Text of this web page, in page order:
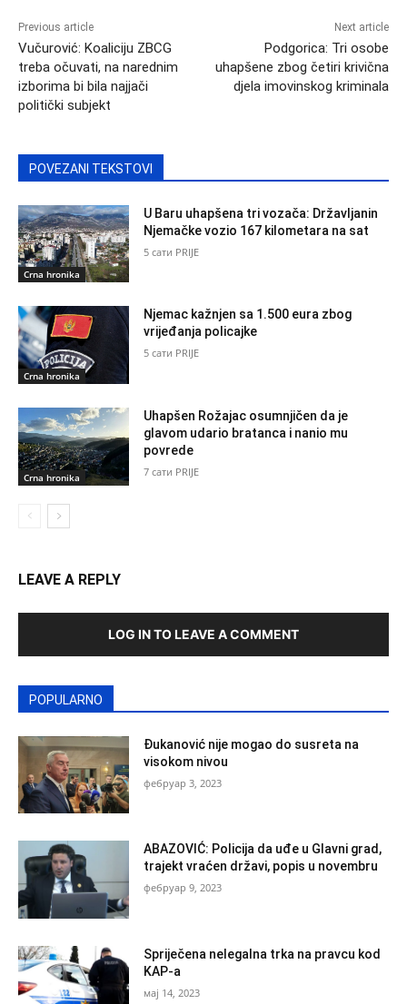
Previous article
Vučurović: Koaliciju ZBCG
treba očuvati, na narednim
izborima bi bila najjači
politički subjekt
Next article
Podgorica: Tri osobe
uhapšene zbog četiri krivična
djela imovinskog kriminala
POVEZANI TEKSTOVI
Crna hronika
U Baru uhapšena tri vozača: Državljanin
Njemačke vozio 167 kilometara na sat
5 сати PRIJE
Crna hronika
Njemac kažnjen sa 1.500 eura zbog
vrijeđanja policajke
5 сати PRIJE
Crna hronika
Uhapšen Rožajac osumnjičen da je
glavom udario bratanca i nanio mu
povrede
7 сати PRIJE
LEAVE A REPLY
LOG IN TO LEAVE A COMMENT
POPULARNO
Đukanović nije mogao do susreta na
visokom nivou
фебруар 3, 2023
ABAZOVIĆ: Policija da uđe u Glavni grad,
trajekt vraćen državi, popis u novembru
фебруар 9, 2023
Spriječena nelegalna trka na pravcu kod
KAP-a
мај 14, 2023